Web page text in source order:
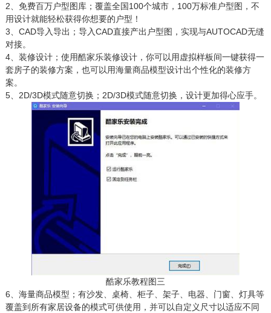
2、免费百万户型图库；覆盖全国100个城市，100万标准户型图，不
用设计就能轻松获得你想要的户型！
3、CAD导入导出；导入CAD直接产出户型图，实现与AUTOCAD无缝
对接。
4、装修设计；使用酷家乐装修设计，你可以用虚拟样板间一键获得一
套房子的装修方案，也可以用海量商品模型设计出个性化的装修方
案。
5、2D/3D模式随意切换；2D/3D模式随意切换，设计更加得心应手。
酷家乐教程图三
6、海量商品模型；有沙发、桌椅、柜子、架子、电器、门窗、灯具等
覆盖到所有家居设备的模式可供使用，并可以自定义尺寸以适应不同